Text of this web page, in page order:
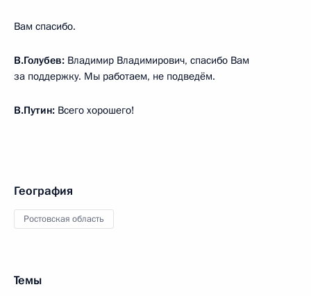
Вам спасибо.
В.Голубев: Владимир Владимирович, спасибо Вам
за поддержку. Мы работаем, не подведём.
В.Путин: Всего хорошего!
География
Ростовская область
Темы